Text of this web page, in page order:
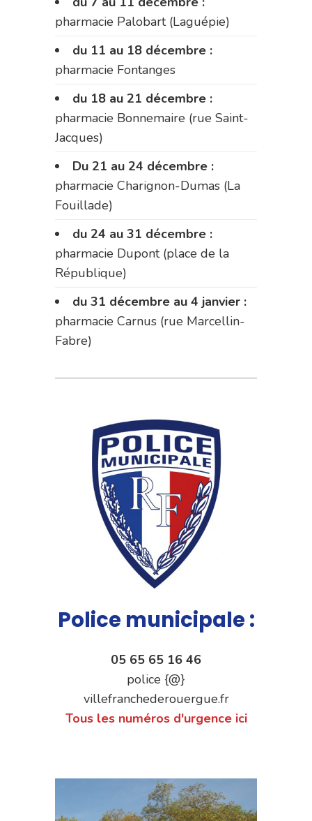
pharmacie Palobart (Laguépie)
du 11 au 18 décembre :
pharmacie Fontanges
du 18 au 21 décembre :
pharmacie Bonnemaire (rue Saint-
Jacques)
Du 21 au 24 décembre :
pharmacie Charignon-Dumas (La
Fouillade)
du 24 au 31 décembre :
pharmacie Dupont (place de la
République)
du 31 décembre au 4 janvier :
pharmacie Carnus (rue Marcellin-
Fabre)
Police municipale :
05 65 65 16 46
police {@}
villefranchederouergue.fr
Tous les numéros d'urgence ici